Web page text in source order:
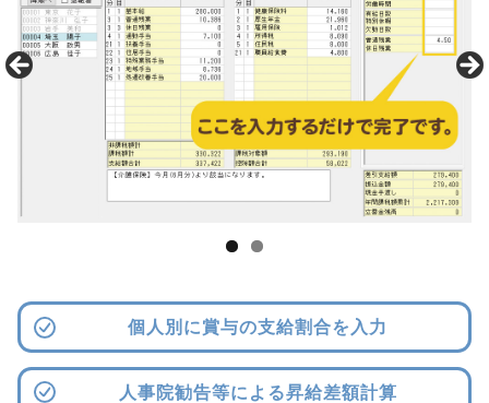
個人別に賞与の支給割合を入力
人事院勧告等による昇給差額計算